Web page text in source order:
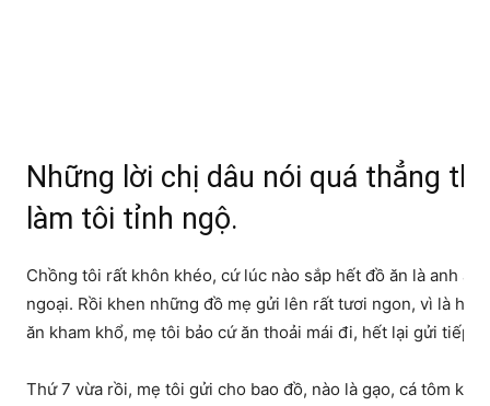
Những lời chị dâu nói quá thẳng
làm tôi tỉnh ngộ.
Chồng tôi rất khôn khéo, cứ lúc nào sắp hết đồ ăn là anh
ngoại. Rồi khen những đồ mẹ gửi lên rất tươi ngon, vì là
ăn kham khổ, mẹ tôi bảo cứ ăn thoải mái đi, hết lại gửi tiếp.
Thứ 7 vừa rồi, mẹ tôi gửi cho bao đồ, nào là gạo, cá tôm